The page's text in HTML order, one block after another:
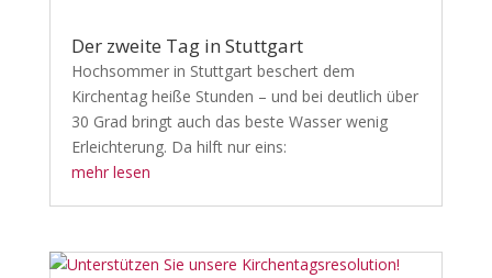
Der zweite Tag in Stuttgart
Hochsommer in Stuttgart beschert dem
Kirchentag heiße Stunden – und bei deutlich über
30 Grad bringt auch das beste Wasser wenig
Erleichterung. Da hilft nur eins:
mehr lesen